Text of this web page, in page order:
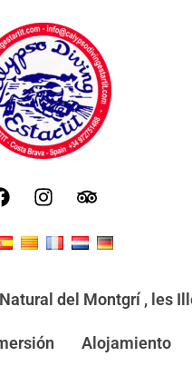
del Montgrí , les
Alojamiento